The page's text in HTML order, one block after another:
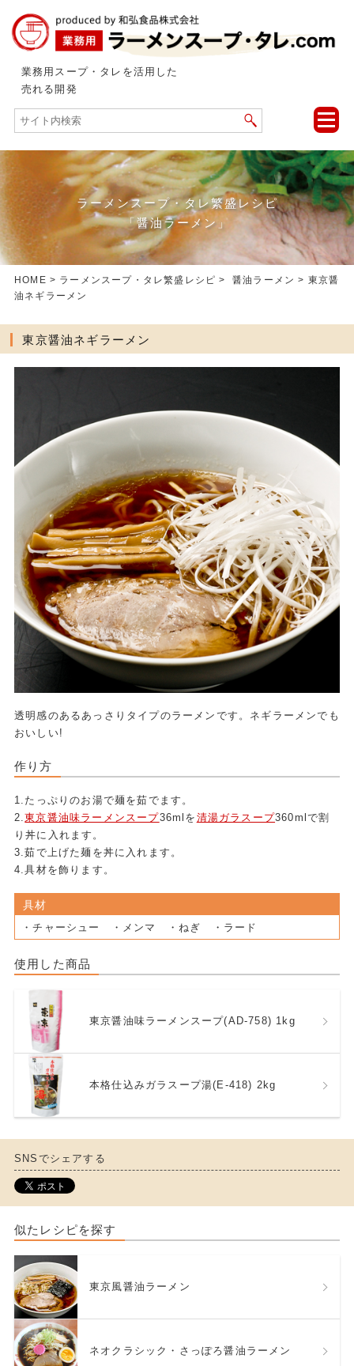
業務用スープ・タレを活用した
売れる開発
toggle
ラーメンスープ・タレ繁盛レシピ
「醤油ラーメン」
HOME > ラーメンスープ・タレ繁盛レシピ >醤油ラーメン > 東京醤
油ネギラーメン
東京醤油ネギラーメン
透明感のあるあっさりタイプのラーメンです。ネギラーメンでも
おいしい!
作り方
1.たっぷりのお湯で麺を茹でます。
2.東京醤油味ラーメンスープ36mlを 清湯ガラスープ360mlで割
り丼に入れます。
3.茹で上げた麺を丼に入れます。
4.具材を飾ります。
具材
・チャーシュー ・メンマ ・ねぎ ・ラード
使用した商品
東京醤油味ラーメンスープ(AD-758) 1kg
本格仕込みガラスープ湯(E-418) 2kg
SNSでシェアする
似たレシピを探す
東京風醤油ラーメン
ネオクラシック・さっぽろ醤油ラーメン